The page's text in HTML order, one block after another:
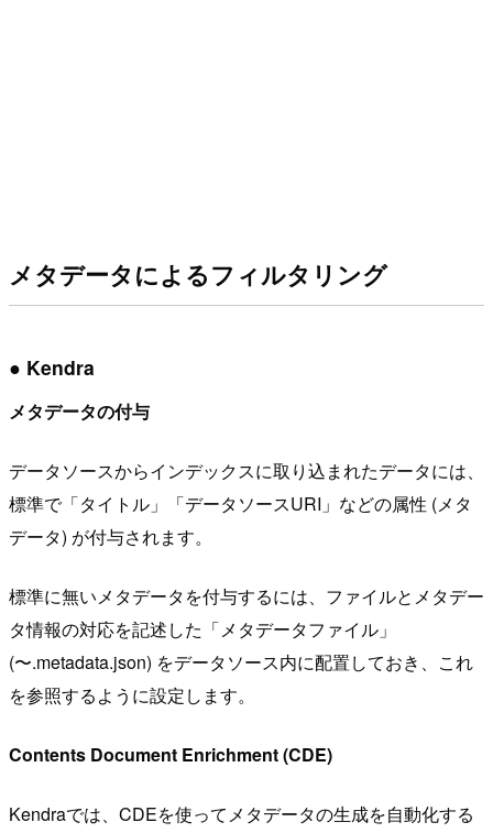
メタデータによるフィルタリング
● Kendra
メタデータの付与
データソースからインデックスに取り込まれたデータには、
標準で「タイトル」「データソースURI」などの属性 (メタ
データ) が付与されます。
標準に無いメタデータを付与するには、ファイルとメタデー
タ情報の対応を記述した「メタデータファイル」
(〜.metadata.json) をデータソース内に配置しておき、これ
を参照するように設定します。
Contents Document Enrichment (CDE)
Kendraでは、CDEを使ってメタデータの生成を自動化する